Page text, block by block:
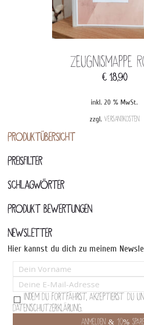
Zeugnismappe
€ 18,90
inkl. 20 % MwSt.
zzgl. Versandkosten
PRODUKTÜBERSICHT
PREISFILTER
SCHLAGWÖRTER
PRODUKT BEWERTUNGEN
NEWSLETTER
Hier kannst du dich zu meinem
Indem Du fortfährst, akzeptierst Du
Datenschutzerklärung.